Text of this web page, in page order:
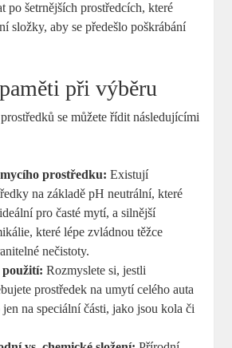
po šetrnějších prostředcích, které
složky, aby se předešlo poškrábání
při výběru
se můžete řídit následujícími
prostředku: Existují
na základě pH neutrální, které
pro časté mytí, a silnější
které lépe zvládnou těžce
nečistoty.
použití: Rozmyslete si, jestli
prostředek na umytí celého auta
jen na speciální části, jako jsou kola či